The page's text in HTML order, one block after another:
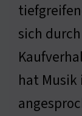
sich
hat